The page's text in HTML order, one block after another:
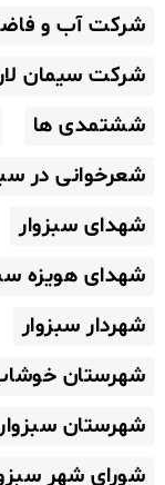
شرکت آب و
شرکت سیمان
ششتمدی ها
شعرخوانی در
شهدای سبزوار
شهدای هویزه
شهردار سبزوار
شهرستان
شهرستان سبزوار
شورای شهر